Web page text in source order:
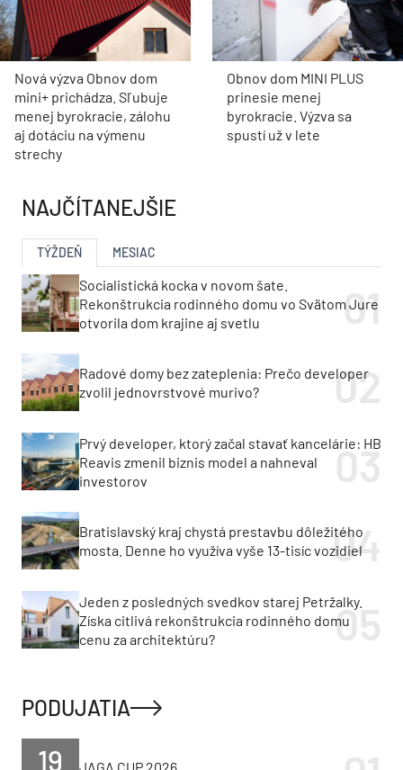
Nová výzva Obnov dom
mini+ prichádza. Sľubuje
menej byrokracie, zálohu
aj dotáciu na výmenu
strechy
Obnov dom MINI PLUS
prinesie menej
byrokracie. Výzva sa
spustí už v lete
NAJČÍTANEJŠIE
TÝŽDEŇ MESIAC
Socialistická kocka v novom šate.
Rekonštrukcia rodinného domu vo Svätom Jure
otvorila dom krajine aj svetlu
Radové domy bez zateplenia: Prečo developer
zvolil jednovrstvové murivo?
Prvý developer, ktorý začal stavať kancelárie: HB
Reavis zmenil biznis model a nahneval
investorov
Bratislavský kraj chystá prestavbu dôležitého
mosta. Denne ho využíva vyše 13-tisíc vozidiel
Jeden z posledných svedkov starej Petržalky.
Získa citlivá rekonštrukcia rodinného domu
cenu za architektúru?
PODUJATIA
19